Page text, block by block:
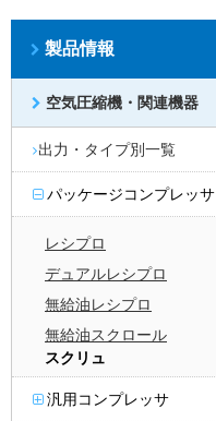
製品情報
空気圧縮機・関連機器
出力・タイプ別一覧
パッケージコンプレッサ
レシプロ
デュアルレシプロ
無給油レシプロ
無給油スクロール
スクリュ
汎用コンプレッサ